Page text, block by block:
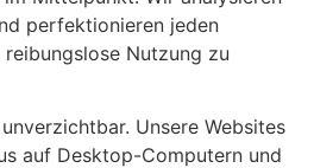
perfektionieren jeden
Nutzung zu
Unsere Websites
auf Desktop-Computern und